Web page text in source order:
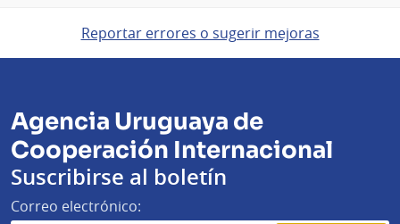
Reportar errores o sugerir mejoras
Agencia Uruguaya de
Cooperación Internacional
Suscribirse al boletín
Correo electrónico: